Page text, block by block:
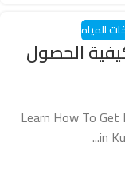
المياه
الحصول
Learn How To
in